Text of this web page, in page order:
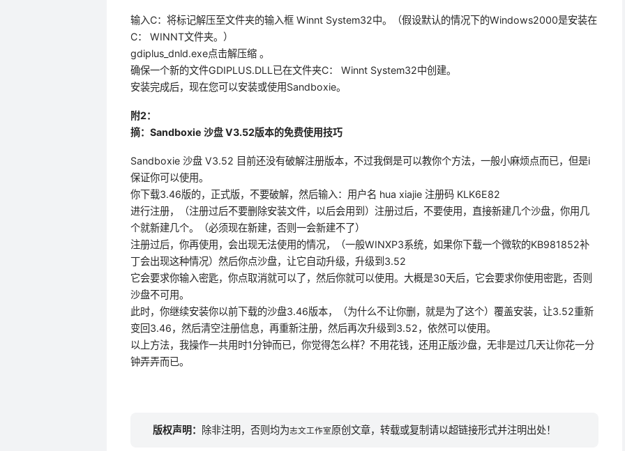
输入C：将标记解压至文件夹的输入框 Winnt System32中。（假设默认的情况下的Windows2000是安装在
C： WINNT文件夹。）
gdiplus_dnld.exe点击解压缩 。
确保一个新的文件GDIPLUS.DLL已在文件夹C： Winnt System32中创建。
安装完成后，现在您可以安装或使用Sandboxie。
附2：
摘：Sandboxie 沙盘 V3.52版本的免费使用技巧
Sandboxie 沙盘 V3.52 目前还没有破解注册版本，不过我倒是可以教你个方法，一般小麻烦点而已，但是i
保证你可以使用。
你下载3.46版的，正式版，不要破解，然后输入：用户名 hua xiajie 注册码 KLK6E82
进行注册，（注册过后不要删除安装文件，以后会用到）注册过后，不要使用，直接新建几个沙盘，你用几
个就新建几个。（必须现在新建，否则一会新建不了）
注册过后，你再使用，会出现无法使用的情况，（一般WINXP3系统，如果你下载一个微软的KB981852补
丁会出现这种情况）然后你点沙盘，让它自动升级，升级到3.52
它会要求你输入密匙，你点取消就可以了，然后你就可以使用。大概是30天后，它会要求你使用密匙，否则
沙盘不可用。
此时，你继续安装你以前下载的沙盘3.46版本，（为什么不让你删，就是为了这个）覆盖安装，让3.52重新
变回3.46，然后清空注册信息，再重新注册，然后再次升级到3.52，依然可以使用。
以上方法，我操作一共用时1分钟而已，你觉得怎么样？不用花钱，还用正版沙盘，无非是过几天让你花一分
钟弄弄而已。
版权声明： 除非注明，否则均为志文工作室原创文章，转载或复制请以超链接形式并注明出处！